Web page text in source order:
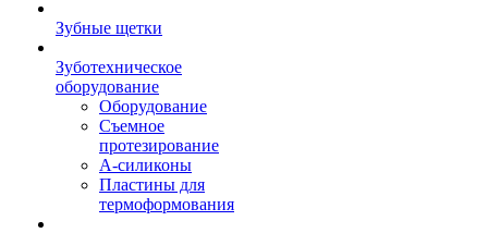
Зубные щетки
Зуботехническое
оборудование
Оборудование
Съемное
протезирование
А-силиконы
Пластины для
термоформования